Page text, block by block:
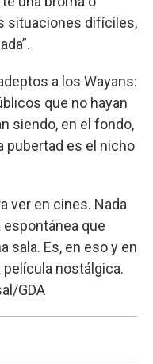
situaciones difíciles,
a los Wayans:
que no hayan
siendo, en el fondo,
pubertad es el nicho
ver en cines. Nada
que
sala. Es, en eso y en
película nostálgica.
GDA